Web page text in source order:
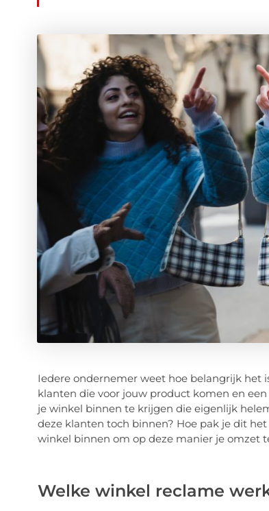
Iedere ondernemer weet hoe belangrijk het
klanten die voor jouw product komen en
je winkel binnen te krijgen die eigenlijk
deze klanten toch binnen? Hoe pak je dit
winkel binnen om op deze manier je omzet
Welke winkel reclame